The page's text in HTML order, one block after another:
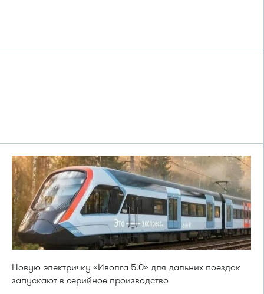
Новую электричку «Иволга 5.0» для дальних поездок
запускают в серийное производство